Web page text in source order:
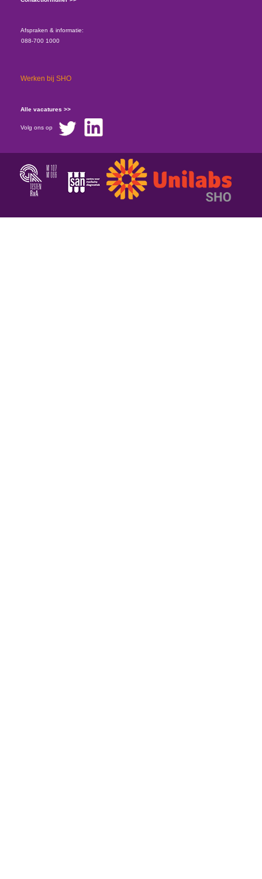
Afspraken & informatie:
088-700 1000
Werken bij SHO
Alle vacatures >>
Volg ons op